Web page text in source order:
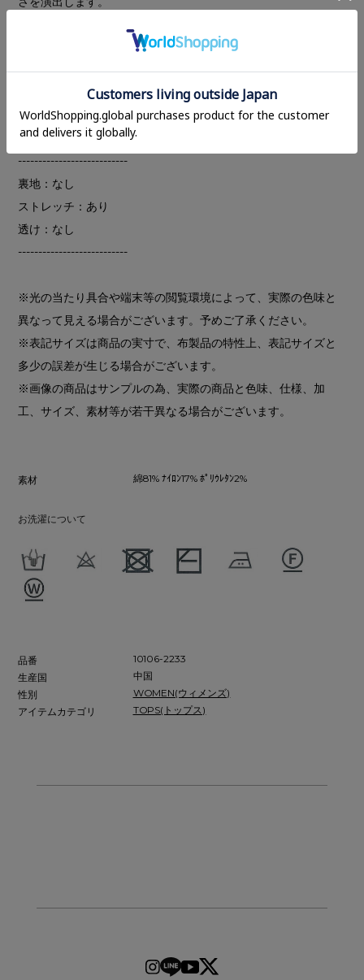
っきりとしたシルエットに。程よくフィットするニット素材が
身体のラインを美しく見せ、モードな印象を引き立てます。
洗練されたデザインながら着心地の良さも兼ね備え、デイリー
に取り入れやすい一枚。取り外し可能なパッド付きです。
---------------------------
裏地：なし
ストレッチ：あり
透け：なし
---------------------------
※光の当たり具合や端末等の閲覧環境によって、実際の色味と
異なって見える場合がございます。予めご了承ください。
※表記サイズは商品の実寸で、布製品の特性上、表記サイズと
多少の誤差が生じる場合がございます。
※画像の商品はサンプルの為、実際の商品と色味、仕様、加
工、サイズ、素材等が若干異なる場合がございます。
素材 綿81% ﾅｲﾛﾝ17% ﾎﾟﾘｳﾚﾀﾝ2%
お洗濯について
品番
10106-2233
生産国
中国
性別
WOMEN(ウィメンズ)
アイテムカテゴリ
TOPS(トップス)